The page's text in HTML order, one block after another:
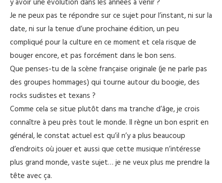
y avoir une évolution dans les années à venir ?
Je ne peux pas te répondre sur ce sujet pour l’instant, ni sur la
date, ni sur la tenue d’une prochaine édition, un peu
compliqué pour la culture en ce moment et cela risque de
bouger encore, et pas forcément dans le bon sens.
Que penses-tu de la scène française originale (je ne parle pas
des groupes hommages) qui tourne autour du boogie, des
rocks sudistes et texans ?
Comme cela se situe plutôt dans ma tranche d’âge, je crois
connaître à peu près tout le monde. Il règne un bon esprit en
général, le constat actuel est qu’il n’y a plus beaucoup
d’endroits où jouer et aussi que cette musique n’intéresse
plus grand monde, vaste sujet… je ne veux plus me prendre la
tête avec ça.